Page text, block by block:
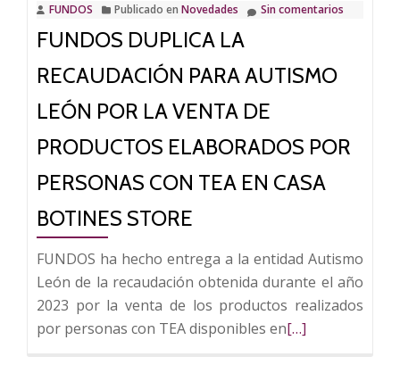
FUNDOS Publicado en Novedades Sin comentarios
FUNDOS DUPLICA LA
RECAUDACIÓN PARA AUTISMO
LEÓN POR LA VENTA DE
PRODUCTOS ELABORADOS POR
PERSONAS CON TEA EN CASA
BOTINES STORE
FUNDOS ha hecho entrega a la entidad Autismo
León de la recaudación obtenida durante el año
2023 por la venta de los productos realizados
por personas con TEA disponibles enLeer
[…]